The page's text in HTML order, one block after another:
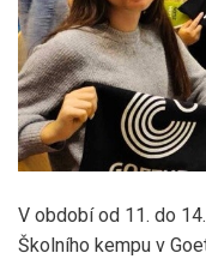
V období od 11. do
Školního kempu v